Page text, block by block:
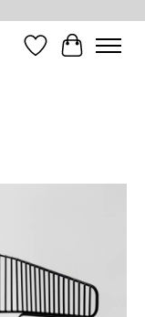
Liste dePanier